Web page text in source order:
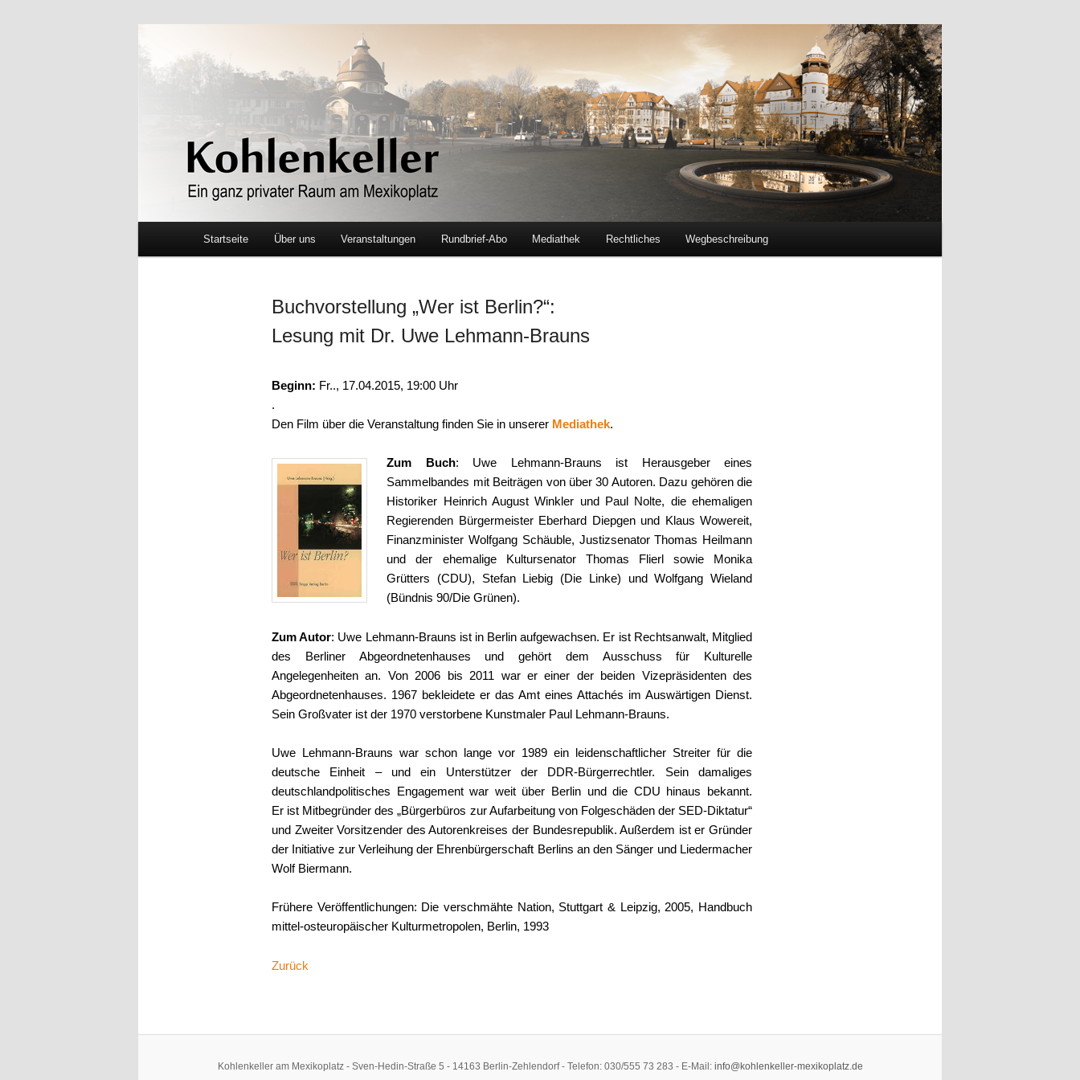
Kohlenkeller
Ein ganz privater Raum am Mexikoplatz
Zum Inhalt wechseln
Startseite Über uns Veranstaltungen Rundbrief-Abo Mediathek Rechtliches Wegbeschreibung
Buchvorstellung „Wer ist Berlin?“:
Lesung mit Dr. Uwe Lehmann-Brauns
Beginn: Fr.., 17.04.2015, 19:00 Uhr
.
Den Film über die Veranstaltung finden Sie in unserer Mediathek.
Zum Buch: Uwe Lehmann-Brauns ist Herausgeber eines
Sammelbandes mit Beiträgen von über 30 Autoren. Dazu gehören die
Historiker Heinrich August Winkler und Paul Nolte, die ehemaligen
Regierenden Bürgermeister Eberhard Diepgen und Klaus Wowereit,
Finanzminister Wolfgang Schäuble, Justizsenator Thomas Heilmann
und der ehemalige Kultursenator Thomas Flierl sowie Monika
Grütters (CDU), Stefan Liebig (Die Linke) und Wolfgang Wieland
(Bündnis 90/Die Grünen).
Zum Autor: Uwe Lehmann-Brauns ist in Berlin aufgewachsen. Er ist Rechtsanwalt, Mitglied
des Berliner Abgeordnetenhauses und gehört dem Ausschuss für Kulturelle
Angelegenheiten an. Von 2006 bis 2011 war er einer der beiden Vizepräsidenten des
Abgeordnetenhauses. 1967 bekleidete er das Amt eines Attachés im Auswärtigen Dienst.
Sein Großvater ist der 1970 verstorbene Kunstmaler Paul Lehmann-Brauns.
Uwe Lehmann-Brauns war schon lange vor 1989 ein leidenschaftlicher Streiter für die
deutsche Einheit – und ein Unterstützer der DDR-Bürgerrechtler. Sein damaliges
deutschlandpolitisches Engagement war weit über Berlin und die CDU hinaus bekannt.
Er ist Mitbegründer des „Bürgerbüros zur Aufarbeitung von Folgeschäden der SED-Diktatur“
und Zweiter Vorsitzender des Autorenkreises der Bundesrepublik. Außerdem ist er Gründer
der Initiative zur Verleihung der Ehrenbürgerschaft Berlins an den Sänger und Liedermacher
Wolf Biermann.
Frühere Veröffentlichungen: Die verschmähte Nation, Stuttgart & Leipzig, 2005, Handbuch
mittel-osteuropäischer Kulturmetropolen, Berlin, 1993
Zurück
Kohlenkeller am Mexikoplatz - Sven-Hedin-Straße 5 - 14163 Berlin-Zehlendorf - Telefon: 030/555 73 283 - E-Mail: info@kohlenkeller-mexikoplatz.de